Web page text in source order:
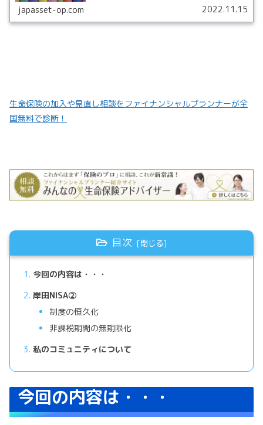
japasset-op.com 2022.11.15
生命保険の加入や見直し相談をファイナンシャルプランナーが全
国無料で診断！
目次
今回の内容は・・・
岸田NISA②
制度の恒久化
非課税期間の無期限化
私のコミュニティについて
今回の内容は・・・